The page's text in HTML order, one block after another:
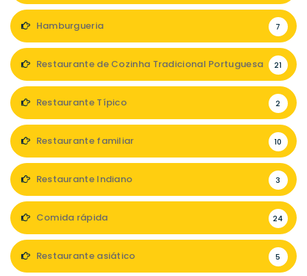
Hamburgueria 7
Restaurante de Cozinha Tradicional Portuguesa 21
Restaurante Típico 2
Restaurante familiar 10
Restaurante Indiano 3
Comida rápida 24
Restaurante asiático 5